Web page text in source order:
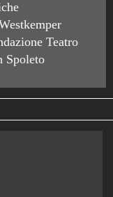
Teatro
Spoleto